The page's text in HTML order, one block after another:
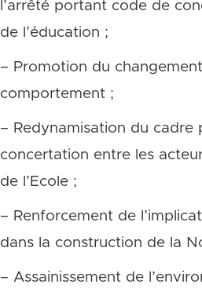
l’arrêté portant code de
de l’éducation ;
– Promotion du
comportement ;
– Redynamisation du cadre
concertation entre les
de l’Ecole ;
– Renforcement de
dans la construction de la
– Assainissement de